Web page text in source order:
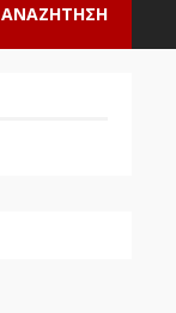
ΑΝΑΖΗΤΗΣΗ